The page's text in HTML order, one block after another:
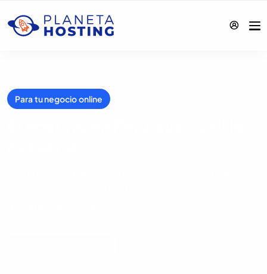
Para tu negocio online